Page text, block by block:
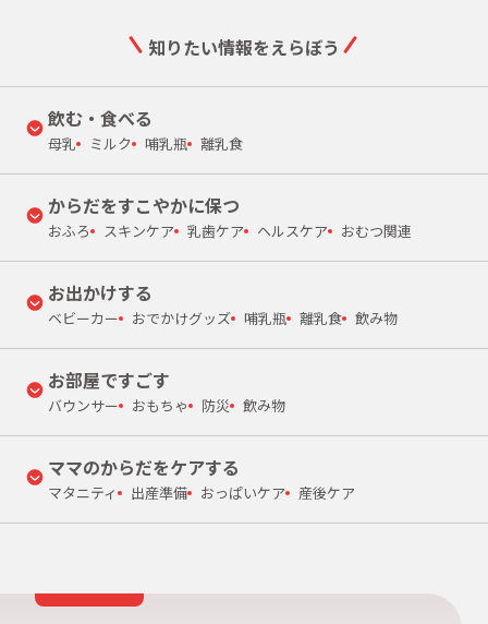
知りたい情報をえらぼう
飲む・食べる
母乳 ミルク 哺乳瓶 離乳食
からだをすこやかに保つ
おふろ スキンケア 乳歯ケア ヘルスケア おむつ関連
お出かけする
ベビーカー おでかけグッズ 哺乳瓶 離乳食 飲み物
お部屋ですごす
バウンサー おもちゃ 防災 飲み物
ママのからだをケアする
マタニティ 出産準備 おっぱいケア 産後ケア